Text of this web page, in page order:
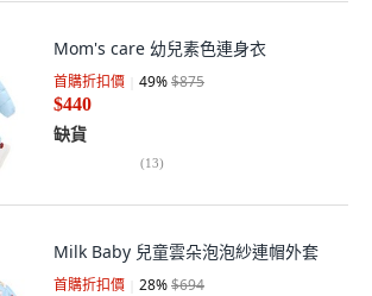
Mom's care 幼兒素色連身衣
首購折扣價 49%$875
$440
缺貨
(13)
Milk Baby 兒童雲朵泡泡紗連帽外套
首購折扣價 28%$694